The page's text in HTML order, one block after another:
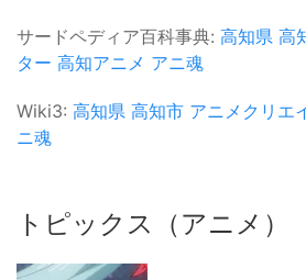
サードペディア百科事典: 高知県 高
ター 高知アニメ アニ魂
Wiki3: 高知県 高知市 アニメクリエ
ニ魂
トピックス（アニメ）